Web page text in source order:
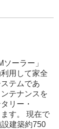
ーラー」
用して家全
テムであ
テナンスを
リー・
す。 現在で
建築約750